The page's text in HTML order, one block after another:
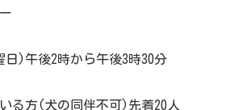
)午後2時から午後3時30分
る方(犬の同伴不可)先着20人